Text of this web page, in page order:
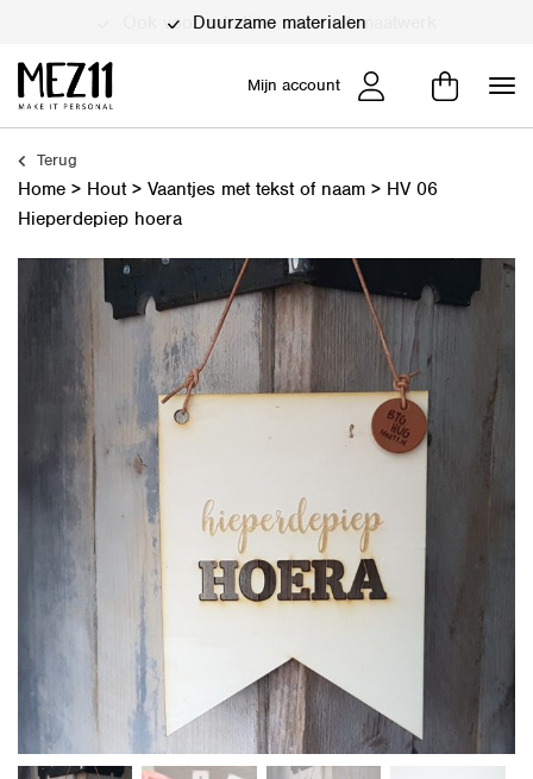
Duurzame materialen
Mijn account
Terug
Home > Hout> Vaantjes met tekst of naam > HV 06
Hieperdepiep hoera